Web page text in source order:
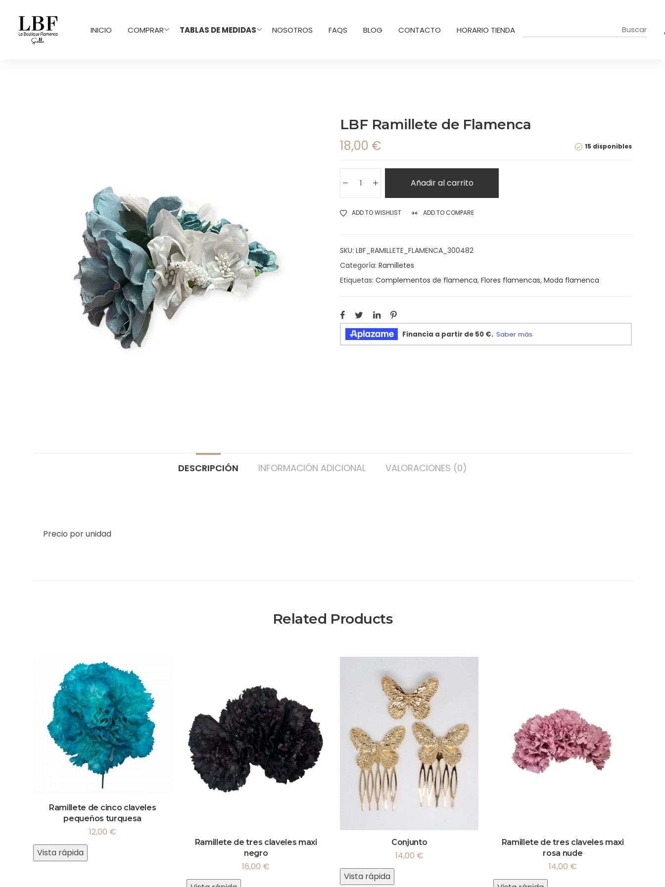
INICIO COMPRAR TABLAS DE MEDIDAS NOSOTROS FAQS BLOG CONTACTO HORARIO TIENDA
LBF Ramillete de Flamenca
15 disponibles
18,00 €
Añadir al carrito
ADD TO WISHLIST ADD TO COMPARE
SKU: LBF_RAMILLETE_FLAMENCA_300482
Categoría: Ramilletes
Etiquetas: Complementos de flamenca, Flores flamencas, Moda flamenca
DESCRIPCIÓN INFORMACIÓN ADICIONAL VALORACIONES (0)
Precio por unidad
Related Products
Ramillete de cinco claveles
pequeños turquesa
12,00 €
Vista rápida
Ramillete de tres claveles maxi
negro
16,00 €
Conjunto
14,00 €
Vista rápida
Ramillete de tres claveles maxi
rosa nude
14,00 €